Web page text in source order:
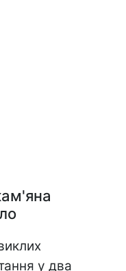
у два